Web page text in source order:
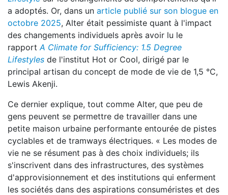
a adoptés. Or, dans un article publié sur son blogue en
octobre 2025, Alter était pessimiste quant à l'impact
des changements individuels après avoir lu le
rapportA Climate for Sufficiency: 1.5 Degree
Lifestyles de l'institut Hot or Cool, dirigé par le
principal artisan du concept de mode de vie de 1,5 °C,
Lewis Akenji.
Ce dernier explique, tout comme Alter, que peu de
gens peuvent se permettre de travailler dans une
petite maison urbaine performante entourée de pistes
cyclables et de tramways électriques. « Les modes de
vie ne se résument pas à des choix individuels; ils
s'inscrivent dans des infrastructures, des systèmes
d'approvisionnement et des institutions qui enferment
les sociétés dans des aspirations consuméristes et des